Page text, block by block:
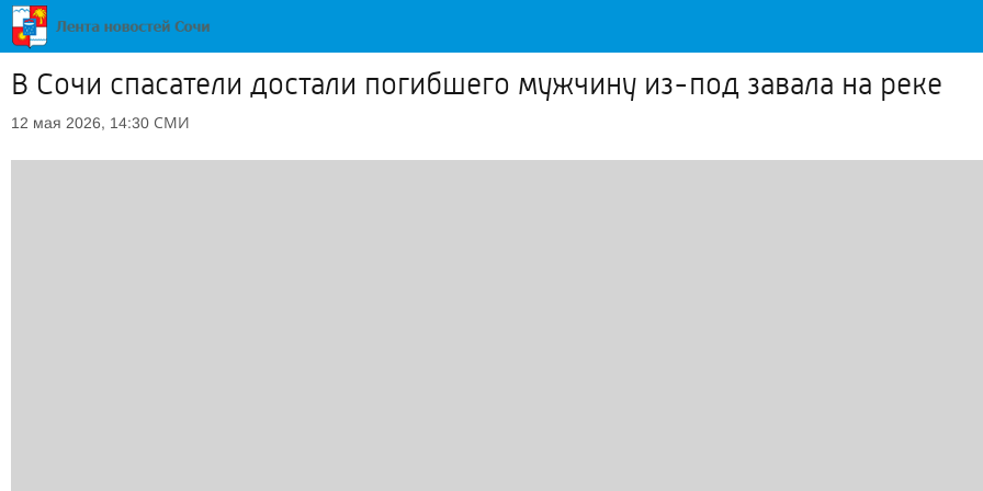
В Сочи спасатели достали погибшего мужчину из-под завала на реке
12 мая 2026, 14:30 СМИ